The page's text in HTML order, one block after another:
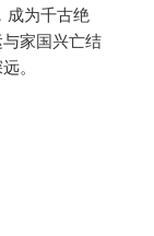
成为千古绝
家国兴亡结
。